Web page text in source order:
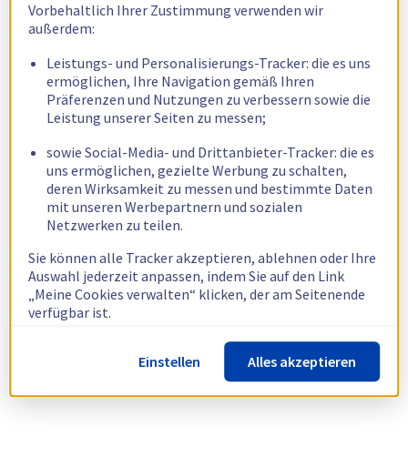
Vorbehaltlich Ihrer Zustimmung verwenden wir
außerdem:
Leistungs- und Personalisierungs-Tracker: die es uns
ermöglichen, Ihre Navigation gemäß Ihren
Präferenzen und Nutzungen zu verbessern sowie die
Leistung unserer Seiten zu messen;
sowie Social-Media- und Drittanbieter-Tracker: die es
uns ermöglichen, gezielte Werbung zu schalten,
deren Wirksamkeit zu messen und bestimmte Daten
mit unseren Werbepartnern und sozialen
Netzwerken zu teilen.
Sie können alle Tracker akzeptieren, ablehnen oder Ihre
Auswahl jederzeit anpassen, indem Sie auf den Link
„Meine Cookies verwalten“ klicken, der am Seitenende
verfügbar ist.
Weitere Informationen finden Sie in unsererRichtlinie
zur Verwendung von Cookies.
Einstellen Alles akzeptieren